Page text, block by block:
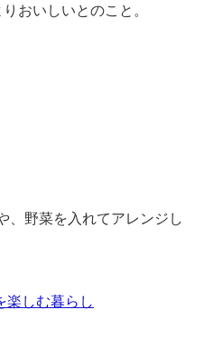
おいしいとのこと。
、野菜を入れてアレンジし
しむ暮らし